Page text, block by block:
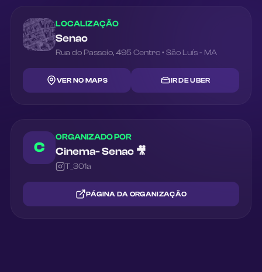
LOCALIZAÇÃO
Senac
Rua do Passeio,495Centro• São Luís- MA
VER NO MAPS IR DE UBER
C
ORGANIZADO POR
Cinema- Senac 🎥
T_301a
PÁGINA DA ORGANIZAÇÃO